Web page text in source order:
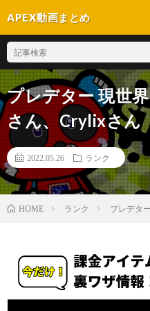
APEX動画まとめ
プレデター 現世
さん、Crylixさん
2022.05.26 ランク
HOME ランク プレデタ